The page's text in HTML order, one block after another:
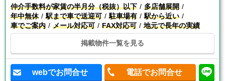
仲介手数料が家賃の半月分（税抜）以下
多店舗展開
年中無休
駅まで車で送迎可 駐車場有
駅から近い
車でご案内
メール対応可 FAX対応可 地元で長年の実績
掲載物件一覧を見る
webでお問合せ 電話でお問合せ